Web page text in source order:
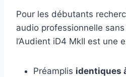
Pour les débutants
audio professionnelle
l’Audient iD4 MkII est une
Préamplis identiques